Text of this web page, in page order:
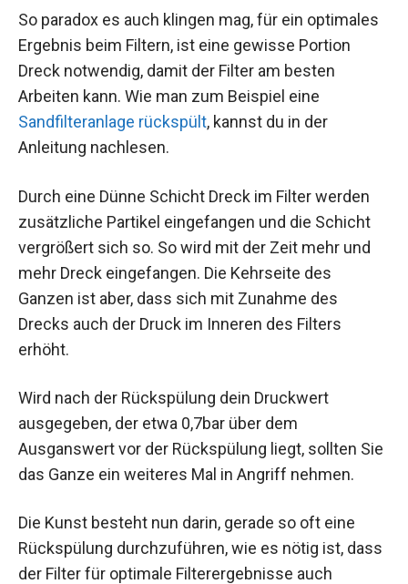
So paradox es auch klingen mag, für ein optimales
Ergebnis beim Filtern, ist eine gewisse Portion
Dreck notwendig, damit der Filter am besten
Arbeiten kann. Wie man zum Beispiel eine
Sandfilteranlage rückspült, kannst du in der
Anleitung nachlesen.
Durch eine Dünne Schicht Dreck im Filter werden
zusätzliche Partikel eingefangen und die Schicht
vergrößert sich so. So wird mit der Zeit mehr und
mehr Dreck eingefangen. Die Kehrseite des
Ganzen ist aber, dass sich mit Zunahme des
Drecks auch der Druck im Inneren des Filters
erhöht.
Wird nach der Rückspülung dein Druckwert
ausgegeben, der etwa 0,7bar über dem
Ausganswert vor der Rückspülung liegt, sollten Sie
das Ganze ein weiteres Mal in Angriff nehmen.
Die Kunst besteht nun darin, gerade so oft eine
Rückspülung durchzuführen, wie es nötig ist, dass
der Filter für optimale Filterergebnisse auch